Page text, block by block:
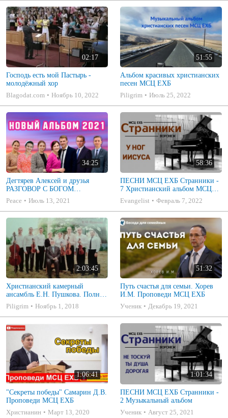
02:17
Господь есть мой Пастырь -
молодёжный хор
Blagodat.com
Ноябрь 10, 2022
51:55
Альбом красивых христианских
песен МСЦ ЕХБ
Piligrim
Июль 25, 2022
34:25
Дегтярев Алексей и друзья
РАЗГОВОР С БОГОМ
Христианские песни МСЦ ЕХБ
2021 (7я)
Peace Июль 13, 2021
58:36
ПЕСНИ МСЦ ЕХБ Странники -
7 Христианский альбом МСЦ
ЕХБ
Evangelist Февраль 7, 2022
2:03:45
Христианский камерный
ансамбль Е.Н. Пушкова. Полное
собрание
Piligrim Ноябрь 1, 2018
51:32
Путь счастья для семьи. Хорев
И.М. Проповеди МСЦ ЕХБ
Ученик
Декабрь 19, 2021
1:06:41
"Секреты победы" Самарин Д.В.
Проповеди МСЦ ЕХБ
Христианин
Март 13, 2020
1:01:34
ПЕСНИ МСЦ ЕХБ Странники -
2 Музыкальный альбом
Ученик
Август 25, 2021